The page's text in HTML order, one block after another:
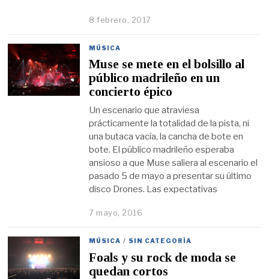
8 febrero, 2017
MÚSICA
Muse se mete en el bolsillo al
público madrileño en un
concierto épico
Un escenario que atraviesa
prácticamente la totalidad de la pista, ni
una butaca vacía, la cancha de bote en
bote. El público madrileño esperaba
ansioso a que Muse saliera al escenario el
pasado 5 de mayo a presentar su último
disco Drones. Las expectativas
7 mayo, 2016
MÚSICA / SIN CATEGORÍA
Foals y su rock de moda se
quedan cortos